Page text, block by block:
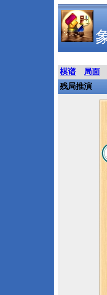
棋谱 局面
残局推演